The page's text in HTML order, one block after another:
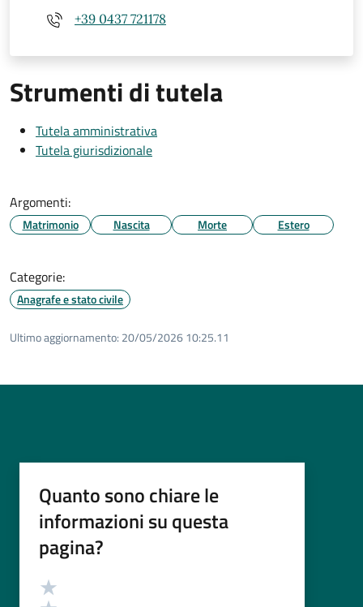
+39 0437 721178
Strumenti di tutela
Tutela amministrativa
Tutela giurisdizionale
Argomenti:
Matrimonio Nascita Morte Estero
Categorie:
Anagrafe e stato civile
Ultimo aggiornamento: 20/05/2026 10:25.11
Quanto sono chiare le
informazioni su questa
pagina?
Valutazione